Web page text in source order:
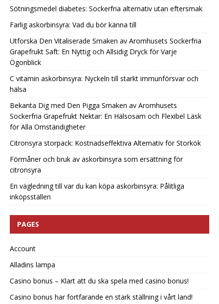
Sötningsmedel diabetes: Sockerfria alternativ utan eftersmak
Farlig askorbinsyra: Vad du bör känna till
Utforska Den Vitaliserade Smaken av Aromhusets Sockerfria
Grapefrukt Saft: En Nyttig och Allsidig Dryck för Varje
Ögonblick
C vitamin askorbinsyra: Nyckeln till starkt immunförsvar och
hälsa
Bekanta Dig med Den Pigga Smaken av Aromhusets
Sockerfria Grapefrukt Nektar: En Hälsosam och Flexibel Läsk
för Alla Omständigheter
Citronsyra storpack: Kostnadseffektiva Alternativ för Storkök
Förmåner och bruk av askorbinsyra som ersättning för
citronsyra
En vägledning till var du kan köpa askorbinsyra: Pålitliga
inköpsställen
PAGES
Account
Alladins lampa
Casino bonus – Klart att du ska spela med casino bonus!
Casino bonus har fortfarande en stark ställning i vårt land!